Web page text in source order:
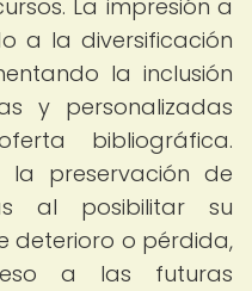
La impresión a
a la diversificación
la inclusión
y personalizadas
bibliográfica.
la preservación de
al posibilitar su
deterioro o pérdida,
a las futuras